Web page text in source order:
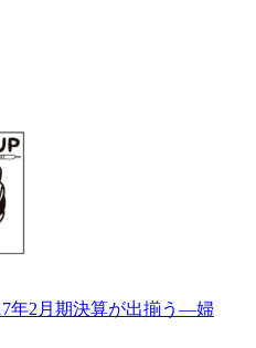
年2月期決算が出揃う―婦